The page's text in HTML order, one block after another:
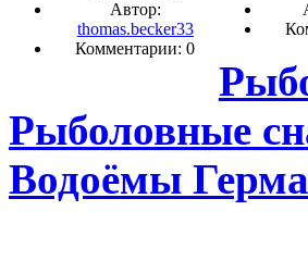
Автор:
thomas.becker33
Комментарии: 0
Рыболовные
Водоёмы